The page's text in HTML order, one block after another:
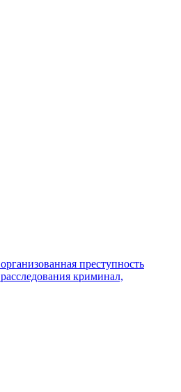
организованная преступность
расследования криминал,